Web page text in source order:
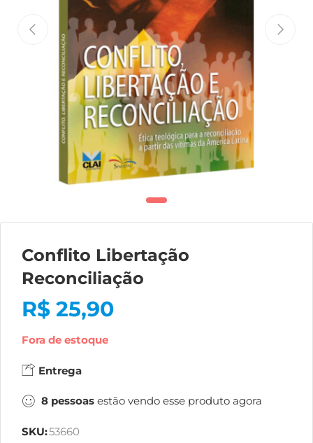
Conflito Libertação
Reconciliação
R$ 25,90
Fora de estoque
Entrega
8 pessoas estão vendo esse produto agora
SKU:53660